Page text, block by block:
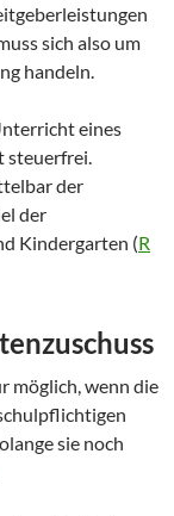
sich also um
handeln.
eines
steuerfrei.
der
der
Kindergarten (R
möglich, wenn die
sie noch